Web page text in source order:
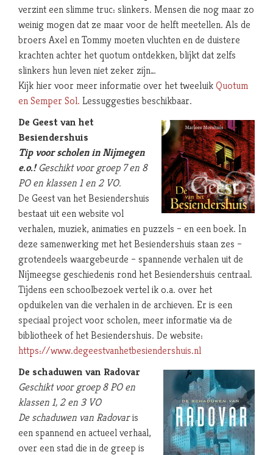
verzint een slimme truc: slinkers. Mensen die nog maar zo
weinig mogen dat ze maar voor de helft meetellen. Als de
broers Axel en Tommy moeten vluchten en de duistere
krachten achter het quotum ontdekken, blijkt dat zelfs
slinkers hun leven niet zeker zijn…
Kijk hier voor meer informatie over het tweeluikQuotum
en Semper Sol. Lessuggesties beschikbaar.
De Geest van het
Besiendershuis
Tip voor scholen in Nijmegen
e.o.! Geschikt voor groep 7 en 8
PO en klassen 1 en 2 VO.
De Geest van het Besiendershuis
bestaat uit een website vol
verhalen, muziek, animaties en puzzels – en een boek. In
deze samenwerking met het Besiendershuis staan zes –
grotendeels waargebeurde – spannende verhalen uit de
Nijmeegse geschiedenis rond het Besiendershuis centraal.
Tijdens een schoolbezoek vertel ik o.a. over het
opduikelen van die verhalen in de archieven. Er is een
speciaal project voor scholen, meer informatie via de
bibliotheek of het Besiendershuis. De website:
https://www.degeestvanhetbesiendershuis.nl
De schaduwen van Radovar
Geschikt voor groep 8 PO en
klassen 1, 2 en 3 VO
De schaduwen van Radovaris
een spannend en actueel verhaal,
over een stad die in de greep is